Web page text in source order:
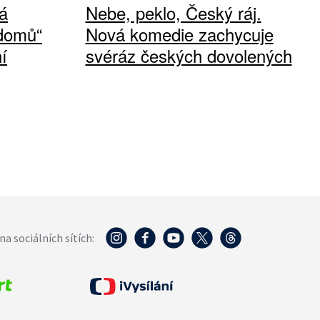
Nebe, peklo, Český ráj.
Nová komedie zachycuje
svéráz českých dovolených
sociálních sítích: